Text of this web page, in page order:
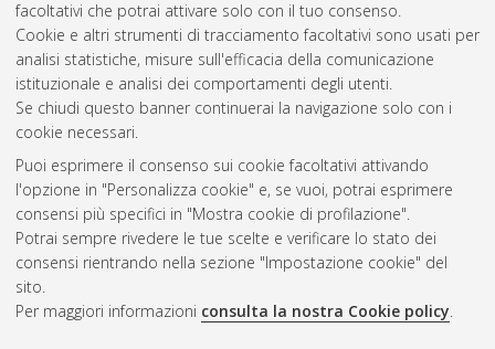
facoltativi che potrai attivare solo con il tuo consenso.
Cookie e altri strumenti di tracciamento facoltativi sono usati per
analisi statistiche, misure sull'efficacia della comunicazione
istituzionale e analisi dei comportamenti degli utenti.
Se chiudi questo banner continuerai la navigazione solo con i
cookie necessari.
Puoi esprimere il consenso sui cookie facoltativi attivando
l'opzione in "Personalizza cookie" e, se vuoi, potrai esprimere
consensi più specifici in "Mostra cookie di profilazione".
Potrai sempre rivedere le tue scelte e verificare lo stato dei
consensi rientrando nella sezione "Impostazione cookie" del
sito.
Per maggiori informazioni consulta la nostra Cookie policy.
Gestione del documento:
Atom
Rss 1.0
Rss 2.0
AMS Laurea